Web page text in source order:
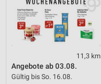
11,3 km
Angebote ab 03.08.
Gültig bis So. 16.08.